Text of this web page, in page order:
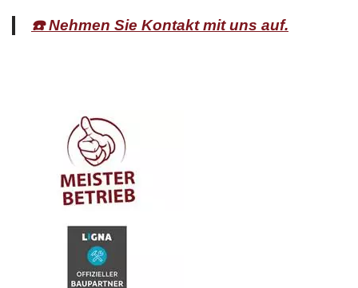
☎️ Nehmen Sie Kontakt mit uns auf.